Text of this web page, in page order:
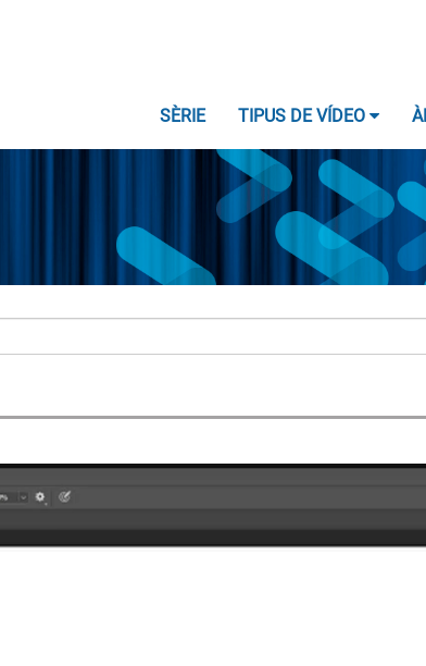
SÈRIE TIPUS DE VÍDEO